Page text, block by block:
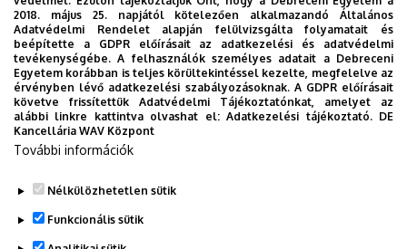
2026. augusztus 7.
Univerzum: A Debreceni Egyetem
titkos receptjei
KUTATÁS TUDOMÁNY
2018. május 25. napjától kötelezően alkalmazandó Általános
Adatvédelmi Rendelet alapján felülvizsgálta folyamatait és
beépítette a GDPR előírásait az adatkezelési és adatvédelmi
tevékenységébe. A felhasználók személyes adatait a Debreceni
Egyetem korábban is teljes körültekintéssel kezelte, megfelelve az
érvényben lévő adatkezelési szabályozásoknak. A GDPR előírásait
követve frissítettük Adatvédelmi Tájékoztatónkat, amelyet az
alábbi linkre kattintva olvashat el:Adatkezelési tájékoztató. DE
Kancellária WAV Központ
További információk
Nélkülözhetetlen sütik
Funkcionális sütik